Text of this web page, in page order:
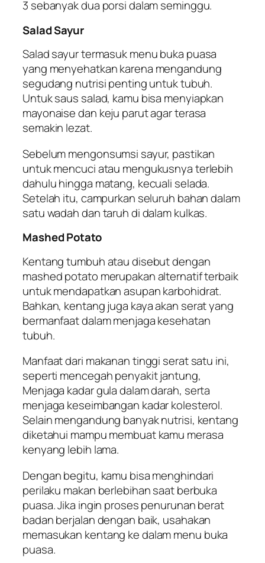
3 sebanyak dua porsi dalam seminggu.
Salad Sayur
Salad sayur termasuk menu buka puasa
yang menyehatkan karena mengandung
segudang nutrisi penting untuk tubuh.
Untuk saus salad, kamu bisa menyiapkan
mayonaise dan keju parut agar terasa
semakin lezat.
Sebelum mengonsumsi sayur, pastikan
untuk mencuci atau mengukusnya terlebih
dahulu hingga matang, kecuali selada.
Setelah itu, campurkan seluruh bahan dalam
satu wadah dan taruh di dalam kulkas.
Mashed Potato
Kentang tumbuh atau disebut dengan
mashed potato merupakan alternatif terbaik
untuk mendapatkan asupan karbohidrat.
Bahkan, kentang juga kaya akan serat yang
bermanfaat dalam menjaga kesehatan
tubuh.
Manfaat dari makanan tinggi serat satu ini,
seperti mencegah penyakit jantung,
Menjaga kadar gula dalam darah, serta
menjaga keseimbangan kadar kolesterol.
Selain mengandung banyak nutrisi, kentang
diketahui mampu membuat kamu merasa
kenyang lebih lama.
Dengan begitu, kamu bisa menghindari
perilaku makan berlebihan saat berbuka
puasa. Jika ingin proses penurunan berat
badan berjalan dengan baik, usahakan
memasukan kentang ke dalam menu buka
puasa.